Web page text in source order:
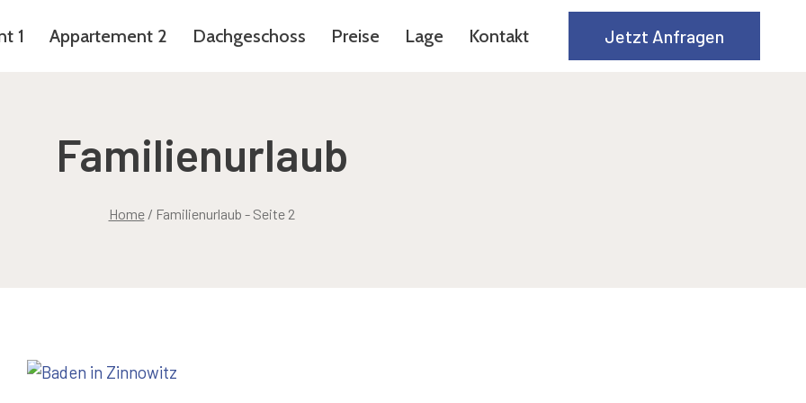
1 Appartement 2 Dachgeschoss Preise Lage Kontakt Jetzt Anfragen
Familienurlaub
Home / Familienurlaub - Seite 2